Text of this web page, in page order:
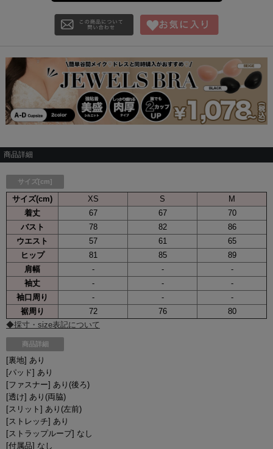
商品詳細
サイズ[cm]
サイズ(cm) XS S
M
着丈
67 67
70
バスト
78 82
86
ウエスト
57 61
65
ヒップ
81 85
89
肩幅
- -
-
袖丈
- -
-
袖口周り
- -
-
裾周り
72 76
80
◆採寸・size表記について
商品詳細
[裏地] あり
[パッド] あり
[ファスナー] あり(後ろ)
[透け] あり(両脇)
[スリット] あり(左前)
[ストレッチ] あり
[ストラップループ] なし
[付属品] なし